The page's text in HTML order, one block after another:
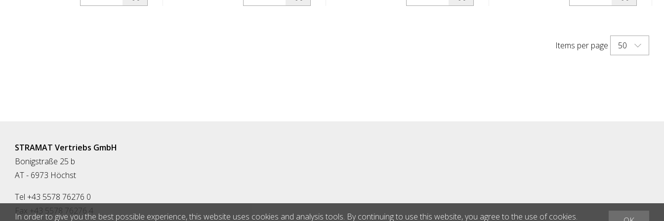
Darbinis diapazonas iki -35 laipsnių
Items per page 50
STRAMAT Vertriebs GmbH
Bonigstraße 25 b
AT - 6973 Höchst
Tel +43 5578 76276 0
Fax +43 5578 76276 4
In order to give you the best possible experience, this website uses cookies and analysis tools. By continuing to use this website, you agree to the use of cookies.